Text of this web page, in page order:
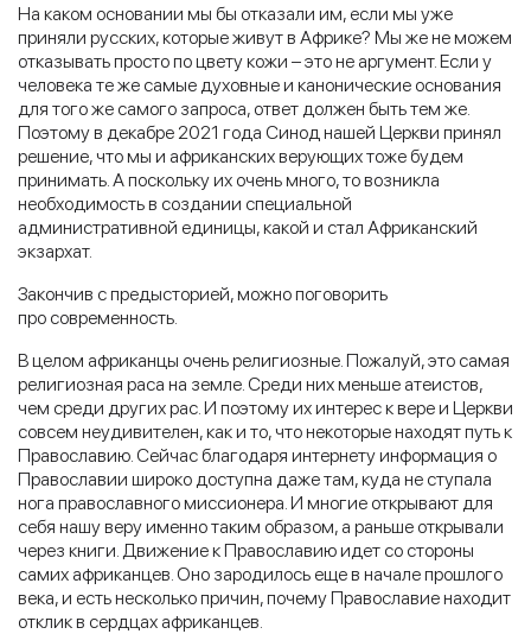
На каком основании мы бы отказали им, если мы уже
приняли русских, которые живут в Африке? Мы же не можем
отказывать просто по цвету кожи – это не аргумент. Если у
человека те же самые духовные и канонические основания
для того же самого запроса, ответ должен быть тем же.
Поэтому в декабре 2021 года Синод нашей Церкви принял
решение, что мы и африканских верующих тоже будем
принимать. А поскольку их очень много, то возникла
необходимость в создании специальной
административной единицы, какой и стал Африканский
экзархат.
Закончив с предысторией, можно поговорить
про современность.
В целом африканцы очень религиозные. Пожалуй, это самая
религиозная раса на земле. Среди них меньше атеистов,
чем среди других рас. И поэтому их интерес к вере и Церкви
совсем неудивителен, как и то, что некоторые находят путь к
Православию. Сейчас благодаря интернету информация о
Православии широко доступна даже там, куда не ступала
нога православного миссионера. И многие открывают для
себя нашу веру именно таким образом, а раньше открывали
через книги. Движение к Православию идет со стороны
самих африканцев. Оно зародилось еще в начале прошлого
века, и есть несколько причин, почему Православие находит
отклик в сердцах африканцев.